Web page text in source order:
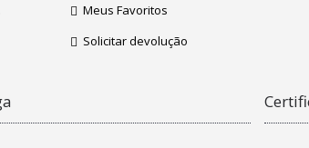
Meus Favoritos
Solicitar devolução